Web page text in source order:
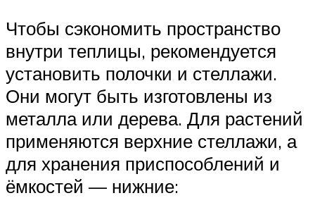
Чтобы сэкономить пространство
внутри теплицы, рекомендуется
установить полочки и стеллажи.
Они могут быть изготовлены из
металла или дерева. Для растений
применяются верхние стеллажи, а
для хранения приспособлений и
ёмкостей — нижние: